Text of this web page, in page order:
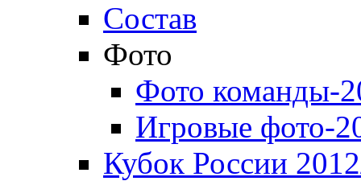
Состав
Фото
Фото команды-
Игровые фото-
Кубок России